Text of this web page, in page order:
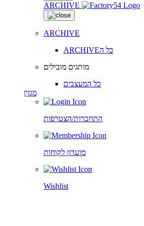
ARCHIVE
ARCHIVE
ARCHIVEכל ה
מותגים מובילים
כל המעצבים
מגזין
התחברות/הצטרפות
מועדון לקוחות
Wishlist